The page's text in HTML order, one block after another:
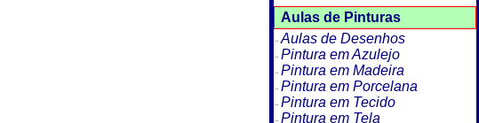
Aulas de Pinturas
Aulas de Desenhos
Pintura em Azulejo
Pintura em Madeira
Pintura em Porcelana
Pintura em Tecido
Pintura em Tela